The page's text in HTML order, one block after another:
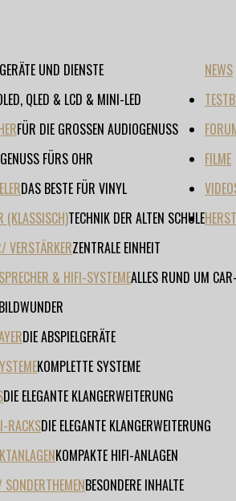
NEWS
GERÄTE UND DIENSTE
QLED & LCD & MINI-LED
FÜR DIE GROSSEN AUDIOGENUSS
GENUSS FÜRS OHR
DAS BESTE FÜR VINYL
(KLASSISCH)TECHNIK DER ALTEN SCHULE
VERSTÄRKERZENTRALE EINHEIT
& HIFI-SYSTEMEALLES RUND UM
DIE ABSPIELGERÄTE
KOMPLETTE SYSTEME
DIE ELEGANTE KLANGERWEITERUNG
RACKSDIE ELEGANTE KLANGERWEITERUNG
KOMPAKTE HIFI-ANLAGEN
BESONDERE INHALTE
FILME